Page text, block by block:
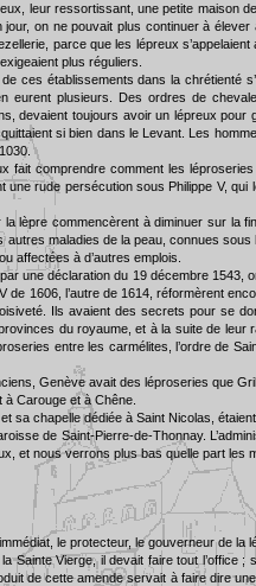
leur ressortissant, une petite maison
on ne pouvait plus continuer à
parce que les lépreux
plus réguliers.
ces établissements dans la chrétienté
eurent plusieurs. Des ordres de
devaient toujours avoir un lépreux
si bien dans le Levant. Les
fait comprendre comment les
une rude persécution sous Philippe V,
lèpre commencèrent à diminuer sur la
maladies de la peau, connues
affectées à d’autres emplois.
une déclaration du 19 décembre 1543,
de 1606, l’autre de 1614, réformèrent
Ils avaient des secrets pour se
du royaume, et à la suite de
entre les carmélites, l’ordre de
Genève avait des léproseries que
Carouge et à Chêne.
sa chapelle dédiée à Saint Nicolas,
de Saint-Pierre-de-Thonnay.
et nous verrons plus bas quelle part les
le protecteur, le gouverneur de
Sainte Vierge, il devait faire tout l’office
de cette amende servait à faire dire